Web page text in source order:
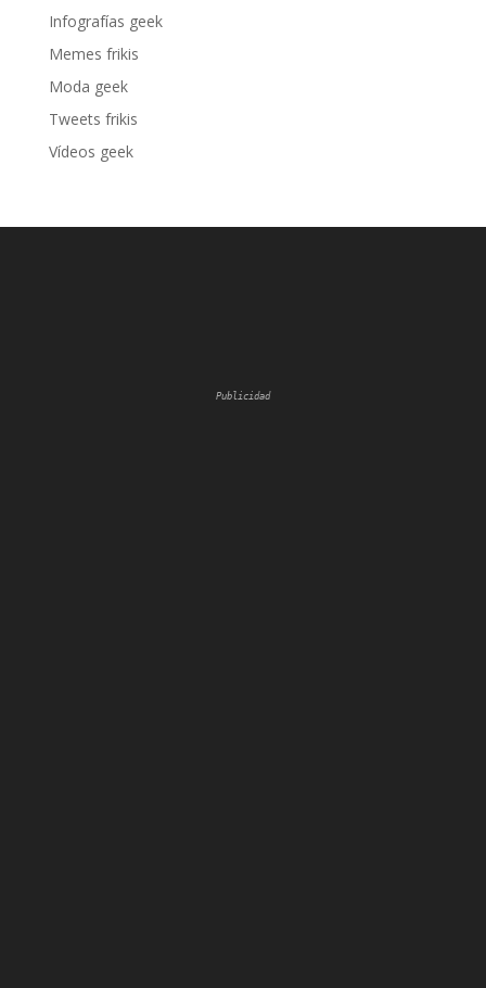
Infografías geek
Memes frikis
Moda geek
Tweets frikis
Vídeos geek
Publicidad